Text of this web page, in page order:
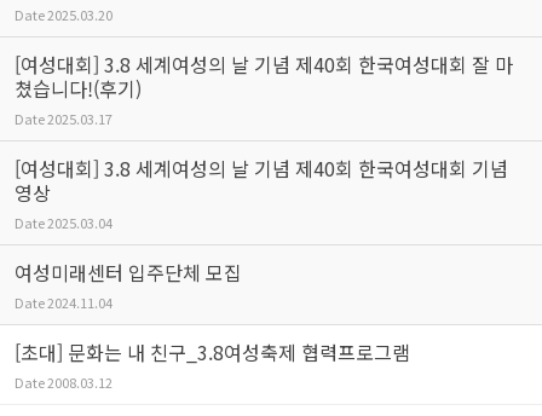
Date2025.03.20
[여성대회] 3.8 세계여성의 날 기념 제40회 한국여성대회 잘 마
쳤습니다!(후기)
Date2025.03.17
[여성대회] 3.8 세계여성의 날 기념 제40회 한국여성대회 기념
영상
Date2025.03.04
여성미래센터 입주단체 모집
Date2024.11.04
[초대] 문화는 내 친구_3.8여성축제 협력프로그램
Date2008.03.12